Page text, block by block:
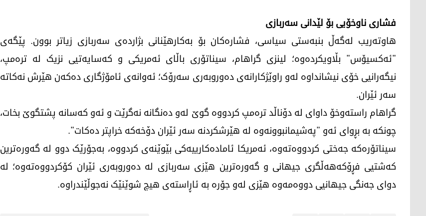
فشاری ناوخۆیی بۆ لێدانی سەربازی
هاوتەریب لەگەڵ بنبەستی سیاسی، فشارەکان بۆ بەکارهێنانی بژاردەی سەربازی زیاتر بوون. پێگەی
"ئەکسیۆس" بڵاویکردەوە؛ لینزی گراهام، سیناتۆری باڵای ئەمریکی و کەسایەتیی نزیک لە ترەمپ،
نیگەرانیی خۆی نیشانداوە لەو راوێژکارانەی دەوروبەری سەرۆک؛ ئەوانەی ئامۆژگاری دەکەن هێرش نەکاتە
سەر ئێران.
گراهام راستەوخۆ داوای لە دۆناڵد ترەمپ کردووە گوێ لەو دەنگانە نەگرێت و ئەو کەسانە پشتگوێ بخات،
چونکە بە بڕوای ئەو "پەشیمانبوونەوە لە هێرشکردنە سەر ئێران دۆخەکە خراپتر دەکات".
سیناتۆرەکە جەختی کردووەتەوە، ئەمریکا ئامادەکارییەکی بێوێنەی کردووە، بەجۆرێک دوو لە گەورەترین
کەشتیی فڕۆکەهەڵگری جیهانی و گەورەترین هێزی سەربازی لە دەوروبەری ئێران کۆکردووەتەوە؛ لە
دوای جەنگی جیهانیی دووەمەوە هێزی لەو جۆرە بە ئاڕاستەی هیچ شوێنێک نەجوڵێندراوە.